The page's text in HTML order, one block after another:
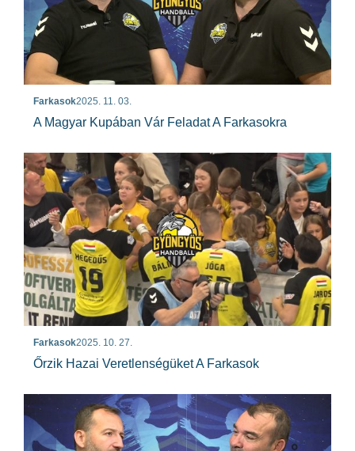
Farkasok2025. 11. 03.
A Magyar Kupában Vár Feladat A Farkasokra
Farkasok2025. 10. 27.
Őrzik Hazai Veretlenségüket A Farkasok